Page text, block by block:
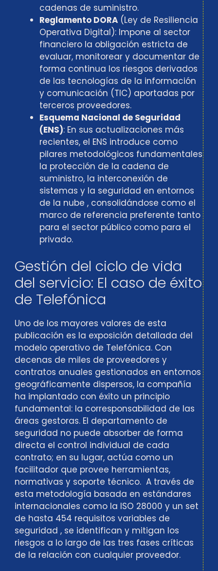
cadenas de suministro.
Reglamento DORA (Ley de Resiliencia
Operativa Digital): Impone al sector
financiero la obligación estricta de
evaluar, monitorear y documentar de
forma continua los riesgos derivados
de las tecnologías de la información
y comunicación (TIC) aportadas por
terceros proveedores.
Esquema Nacional de Seguridad
(ENS): En sus actualizaciones más
recientes, el ENS introduce como
pilares metodológicos fundamentales
la protección de la cadena de
suministro, la interconexión de
sistemas y la seguridad en entornos
de la nube , consolidándose como el
marco de referencia preferente tanto
para el sector público como para el
privado.
Gestión del ciclo de vida
del servicio: El caso de éxito
de Telefónica
Uno de los mayores valores de esta
publicación es la exposición detallada del
modelo operativo de Telefónica. Con
decenas de miles de proveedores y
contratos anuales gestionados en entornos
geográficamente dispersos, la compañía
ha implantado con éxito un principio
fundamental: la corresponsabilidad de las
áreas gestoras. El departamento de
seguridad no puede absorber de forma
directa el control individual de cada
contrato; en su lugar, actúa como un
facilitador que provee herramientas,
normativas y soporte técnico. A través de
esta metodología basada en estándares
internacionales como la ISO 28000 y un set
de hasta 454 requisitos variables de
seguridad , se identifican y mitigan los
riesgos a lo largo de las tres fases críticas
de la relación con cualquier proveedor.